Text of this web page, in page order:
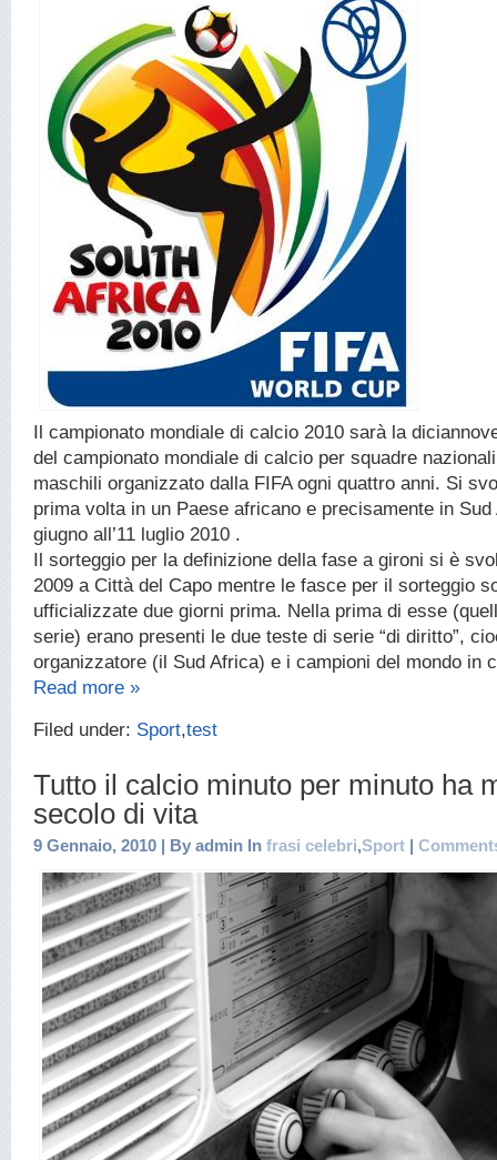
Il campionato mondiale di calcio 2010 sarà la
del campionato mondiale di calcio per squadre
maschili organizzato dalla FIFA ogni quattro anni. Si
prima volta in un Paese africano e precisamente in Sud
giugno all’11 luglio 2010 .
Il sorteggio per la definizione della fase a gironi si è
2009 a Città del Capo mentre le fasce per il sorteggio
ufficializzate due giorni prima. Nella prima di esse
serie) erano presenti le due teste di serie “di diritto”,
organizzatore (il Sud Africa) e i campioni del mondo in
Read more »
Filed under: Sport,test
Tutto il calcio minuto per minuto ha
secolo di vita
9 Gennaio, 2010 | By admin In frasi celebri,Sport |